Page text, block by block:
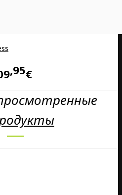
95€